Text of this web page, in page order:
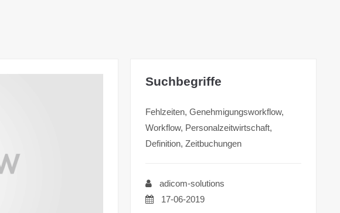
Suchbegriffe
Fehlzeiten, Genehmigungsworkflow,
Workflow, Personalzeitwirtschaft,
Definition, Zeitbuchungen
adicom-solutions
17-06-2019